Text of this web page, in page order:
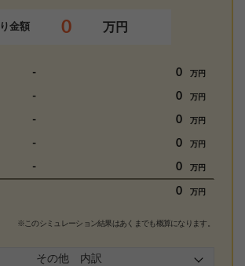
金額 0 万円
- 0 万円
- 0 万円
- 0 万円
- 0 万円
- 0 万円
0 万円
※このシミュレーション結果はあくまでも概算になります。
その他 内訳